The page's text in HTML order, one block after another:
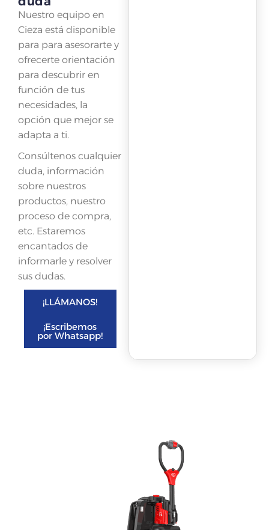
Nuestro equipo en
Cieza está disponible
para para asesorarte y
ofrecerte orientación
para descubrir en
función de tus
necesidades, la
opción que mejor se
adapta a ti.
Consúltenos cualquier
duda, información
sobre nuestros
productos, nuestro
proceso de compra,
etc. Estaremos
encantados de
informarle y resolver
sus dudas.
¡LLÁMANOS!
¡Escribemos
por Whatsapp!